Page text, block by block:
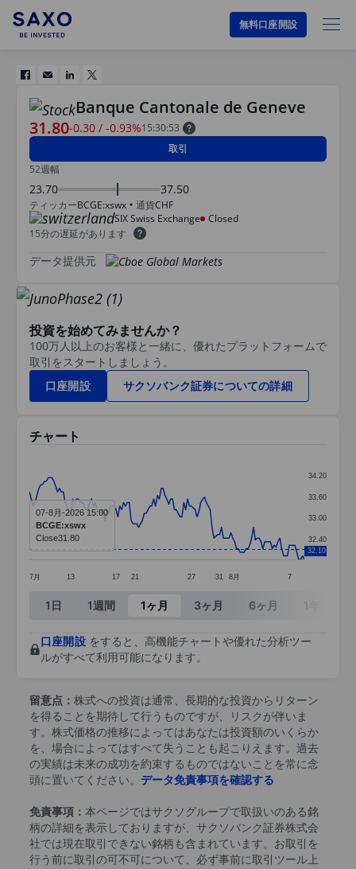
無料口座開設
Banque Cantonale de Geneve
31.80-0.30 / -0.93%15:30:53
取引
52週幅
23.70 37.50
ティッカーBCGE:xswx 通貨CHF
SIX Swiss Exchange
Closed
15分の遅延があります
データ提供元
投資を始めてみませんか？
100万人以上のお客様と一緒に、優れたプラットフォームで
取引をスタートしましょう。
口座開設
サクソバンク証券についての詳細
チャート
Line chart with 147 data points.
The chart has 1 X axis displaying categories.
The chart has 1 Y axis displaying values. Data
7月 13 17 21 27 31 8月 7
32.40
33.00
33.60
34.20
32.10
07-8月-2026 15:00
BCGE:xswx
Close31.80
End of interactive chart.
1日 1週間 1ヶ月 3ヶ月 6ヶ月
口座開設をすると、高機能チャートや優れた分析ツー
ルがすべて利用可能になります。
留意点： 株式への投資は通常、長期的な投資からリターン
を得ることを期待して行うものですが、リスクが伴いま
す。株式価格の推移によってはあなたは投資額のいくらか
を、場合によってはすべて失うことも起こりえます。過去
の実績は未来の成功を約束するものではないことを常に念
頭に置いてください。 データ免責事項を確認する
免責事項： 本ページではサクソグループで取扱いのある銘
柄の詳細を表示しておりますが、サクソバンク証券株式会
社では現在取引できない銘柄も含まれています。お取引を
行う前に取引の可不可について、必ず事前に取引ツール上